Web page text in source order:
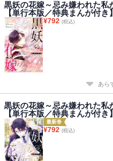
黒妖の花嫁～忌み嫌われた私
【単行本版／特典まんが付き
¥792 (税込)
あら
黒妖の花嫁～忌み嫌われた私
【単行本版／特典まんが付き
最新巻
¥792 (税込)